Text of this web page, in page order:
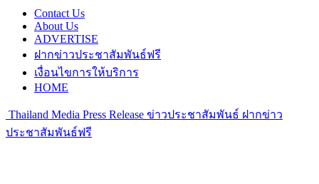
Contact Us
About Us
ADVERTISE
ฝากข่าวประชาสัมพันธ์ฟรี
เงื่อนไขการให้บริการ
HOME
Thailand Media Press Release ข่าวประชาสัมพันธ์ ฝากข่าว
ประชาสัมพันธ์ฟรี